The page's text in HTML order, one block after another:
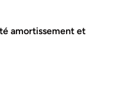
amortissement et